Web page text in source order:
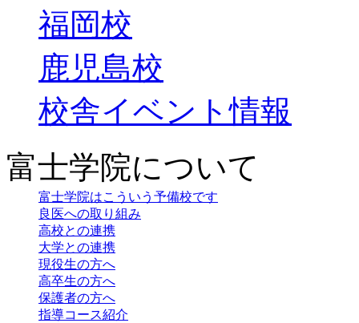
福岡校
鹿児島校
校舎イベント情報
富士学院について
富士学院はこういう予備校です
良医への取り組み
高校との連携
大学との連携
現役生の方へ
高卒生の方へ
保護者の方へ
指導コース紹介